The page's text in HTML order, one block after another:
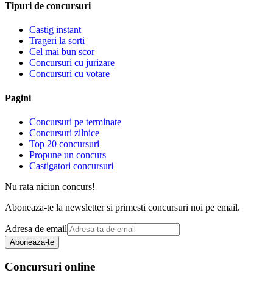
Tipuri de concursuri
Castig instant
Trageri la sorti
Cel mai bun scor
Concursuri cu jurizare
Concursuri cu votare
Pagini
Concursuri pe terminate
Concursuri zilnice
Top 20 concursuri
Propune un concurs
Castigatori concursuri
Nu rata niciun concurs!
Aboneaza-te la newsletter si primesti concursuri noi pe email.
Adresa de email
Aboneaza-te
Concursuri online